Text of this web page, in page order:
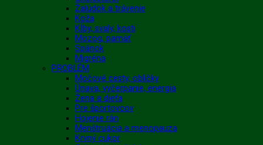
Žalúdok a trávenie
Koža
Kĺby, svaly, kosti
Mozog, pamäť
Spánok
Migréna
PROBLÉM
Močové cesty, obličky
Únava, vyčerpanie, energia
Žena a dieťa
Pre športovcov
Hojenie rán
Menštruácia a menopauza
Krvný cukor